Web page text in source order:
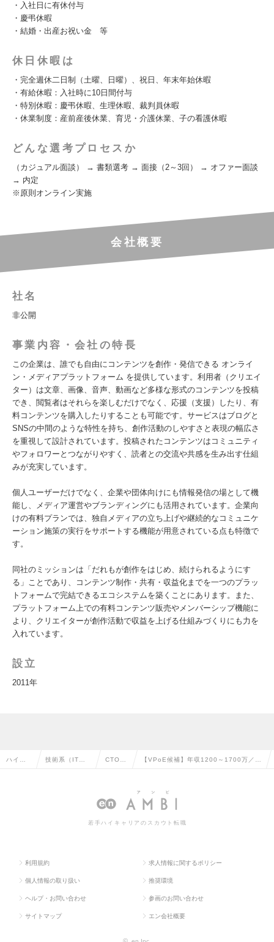
・入社日に有休付与
・慶弔休暇
・結婚・出産お祝い金 等
休日休暇は
・完全週休二日制（土曜、日曜）、祝日、年末年始休暇
・有給休暇：入社時に10日間付与
・特別休暇：慶弔休暇、生理休暇、裁判員休暇
・休業制度：産前産後休業、育児・介護休業、子の看護休暇
どんな選考プロセスか
（カジュアル面談） → 書類選考 → 面接（2～3回） → オファー面談
→ 内定
※原則オンライン実施
会社概要
社名
非公開
事業内容・会社の特長
この企業は、誰でも自由にコンテンツを創作・発信できる オンライ
ン・メディアプラットフォーム を提供しています。利用者（クリエイ
ター）は文章、画像、音声、動画など多様な形式のコンテンツを投稿
でき、閲覧者はそれらを楽しむだけでなく、応援（支援）したり、有
料コンテンツを購入したりすることも可能です。サービスはブログと
SNSの中間のような特性を持ち、創作活動のしやすさと表現の幅広さ
を重視して設計されています。投稿されたコンテンツはコミュニティ
やフォロワーとつながりやすく、読者との交流や共感を生み出す仕組
みが充実しています。
個人ユーザーだけでなく、企業や団体向けにも情報発信の場として機
能し、メディア運営やブランディングにも活用されています。企業向
けの有料プランでは、独自メディアの立ち上げや継続的なコミュニケ
ーション施策の実行をサポートする機能が用意されている点も特徴で
す。
同社のミッションは「だれもが創作をはじめ、続けられるようにす
る」ことであり、コンテンツ制作・共有・収益化までを一つのプラッ
トフォームで完結できるエコシステムを築くことにあります。また、
プラットフォーム上での有料コンテンツ販売やメンバーシップ機能に
より、クリエイターが創作活動で収益を上げる仕組みづくりにも力を
入れています。
設立
2011年
ハイク 技術系（IT・W CTO・
転職
【VPoE候補】年収1200～1700万／上
直結の求人情報
若手ハイキャリアのスカウト転職
利用規約 求人情報に関するポリシー
個人情報の取り扱い 推奨環境
ヘルプ・お問い合わせ 参画のお問い合わせ
サイトマップ エン会社概要